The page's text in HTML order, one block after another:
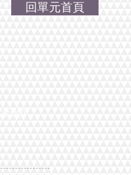
回單元首頁